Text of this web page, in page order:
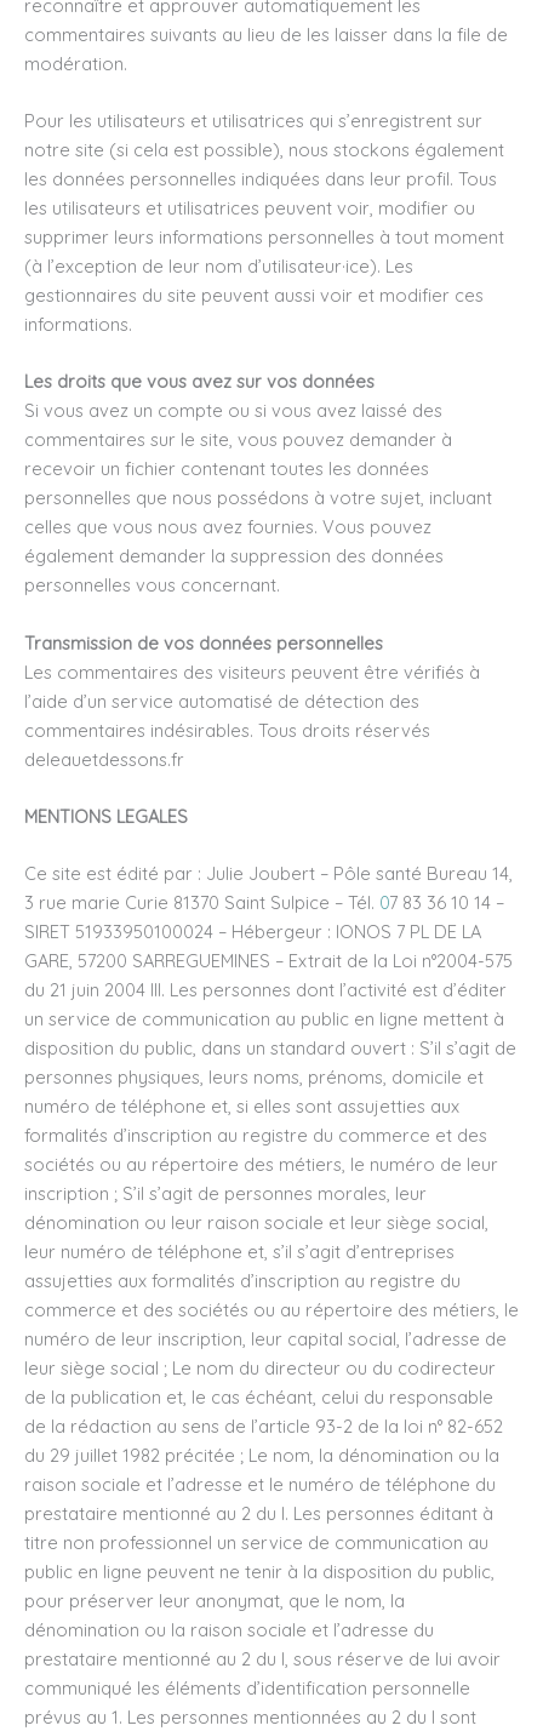
reconnaître et approuver automatiquement les
commentaires suivants au lieu de les laisser dans la file de
modération.
Pour les utilisateurs et utilisatrices qui s’enregistrent sur
notre site (si cela est possible), nous stockons également
les données personnelles indiquées dans leur profil. Tous
les utilisateurs et utilisatrices peuvent voir, modifier ou
supprimer leurs informations personnelles à tout moment
(à l’exception de leur nom d’utilisateur·ice). Les
gestionnaires du site peuvent aussi voir et modifier ces
informations.
Les droits que vous avez sur vos données
Si vous avez un compte ou si vous avez laissé des
commentaires sur le site, vous pouvez demander à
recevoir un fichier contenant toutes les données
personnelles que nous possédons à votre sujet, incluant
celles que vous nous avez fournies. Vous pouvez
également demander la suppression des données
personnelles vous concernant.
Transmission de vos données personnelles
Les commentaires des visiteurs peuvent être vérifiés à
l’aide d’un service automatisé de détection des
commentaires indésirables. Tous droits réservés
deleauetdessons.fr
MENTIONS LEGALES
Ce site est édité par : Julie Joubert – Pôle santé Bureau 14,
3 rue marie Curie 81370 Saint Sulpice – Tél. 07 83 36 10 14 –
SIRET 51933950100024 – Hébergeur : IONOS 7 PL DE LA
GARE, 57200 SARREGUEMINES – Extrait de la Loi n°2004-575
du 21 juin 2004 III. Les personnes dont l’activité est d’éditer
un service de communication au public en ligne mettent à
disposition du public, dans un standard ouvert : S’il s’agit de
personnes physiques, leurs noms, prénoms, domicile et
numéro de téléphone et, si elles sont assujetties aux
formalités d’inscription au registre du commerce et des
sociétés ou au répertoire des métiers, le numéro de leur
inscription ; S’il s’agit de personnes morales, leur
dénomination ou leur raison sociale et leur siège social,
leur numéro de téléphone et, s’il s’agit d’entreprises
assujetties aux formalités d’inscription au registre du
commerce et des sociétés ou au répertoire des métiers, le
numéro de leur inscription, leur capital social, l’adresse de
leur siège social ; Le nom du directeur ou du codirecteur
de la publication et, le cas échéant, celui du responsable
de la rédaction au sens de l’article 93-2 de la loi n° 82-652
du 29 juillet 1982 précitée ; Le nom, la dénomination ou la
raison sociale et l’adresse et le numéro de téléphone du
prestataire mentionné au 2 du I. Les personnes éditant à
titre non professionnel un service de communication au
public en ligne peuvent ne tenir à la disposition du public,
pour préserver leur anonymat, que le nom, la
dénomination ou la raison sociale et l’adresse du
prestataire mentionné au 2 du I, sous réserve de lui avoir
communiqué les éléments d’identification personnelle
prévus au 1. Les personnes mentionnées au 2 du I sont